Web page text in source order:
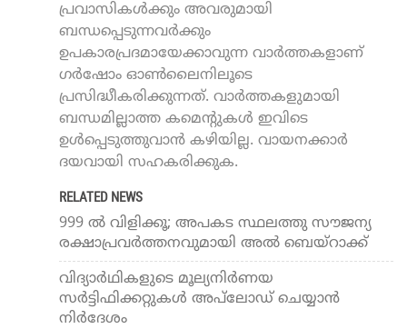
പ്രവാസികൾക്കും അവരുമായി
ബന്ധപ്പെടുന്നവർക്കും
ഉപകാരപ്രദമായേക്കാവുന്ന വാർത്തകളാണ്
ഗർഷോം ഓൺലൈനിലൂടെ
പ്രസിദ്ധീകരിക്കുന്നത്. വാർത്തകളുമായി
ബന്ധമില്ലാത്ത കമെന്റുകൾ ഇവിടെ
ഉൾപ്പെടുത്തുവാൻ കഴിയില്ല. വായനക്കാർ
ദയവായി സഹകരിക്കുക.
RELATED NEWS
999 ൽ വിളിക്കൂ; അപകട സ്ഥലത്തു സൗജന്യ
രക്ഷാപ്രവർത്തനവുമായി അല്‍ ബെയ്‌റാക്ക്
വിദ്യാര്‍ഥികളുടെ മൂല്യനിര്‍ണയ
സര്‍ട്ടിഫിക്കറ്റുകള്‍ അപ്‌ലോഡ് ചെയ്യാന്‍
നിര്‍ദേശം